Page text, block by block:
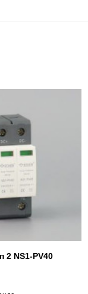
2 NS1-PV40